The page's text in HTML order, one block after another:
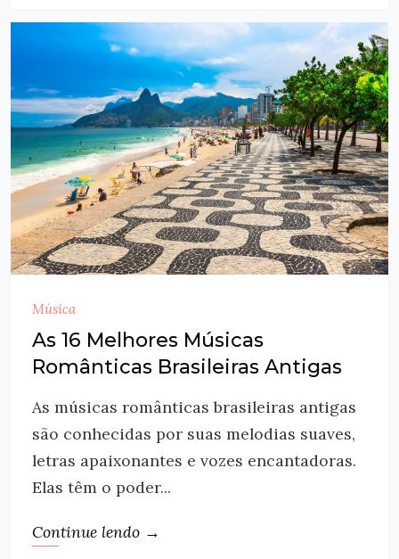
Música
As 16 Melhores Músicas
Românticas Brasileiras Antigas
As músicas românticas brasileiras antigas
são conhecidas por suas melodias suaves,
letras apaixonantes e vozes encantadoras.
Elas têm o poder...
Continue lendo →